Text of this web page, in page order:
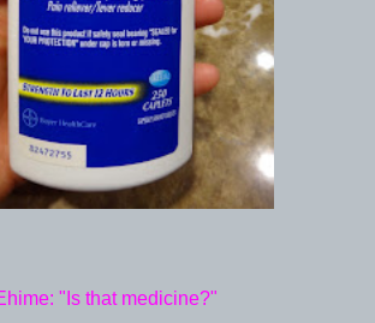
"Is that medicine?"